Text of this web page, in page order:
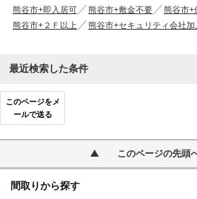
熊谷市+即入居可
熊谷市+敷金不要
熊谷市+
熊谷市+２Ｆ以上
熊谷市+セキュリティ会社加
最近検索した条件
このページをメ
ールで送る
このページの先頭
間取りから探す